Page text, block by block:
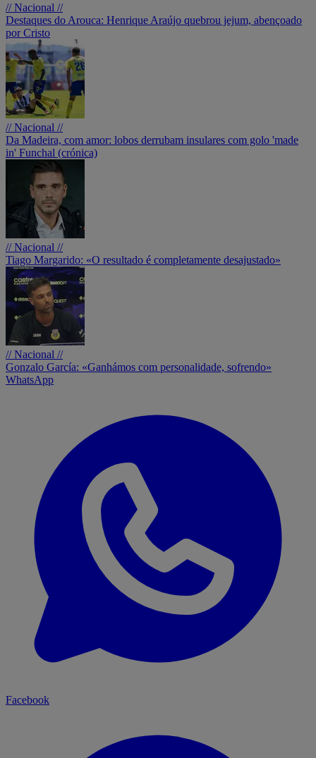
// Nacional //
Destaques do Arouca: Henrique Araújo quebrou jejum, abençoado
por Cristo
// Nacional //
Da Madeira, com amor: lobos derrubam insulares com golo 'made
in' Funchal (crónica)
// Nacional //
Tiago Margarido: «O resultado é completamente desajustado»
// Nacional //
Gonzalo García: «Ganhámos com personalidade, sofrendo»
WhatsApp
Facebook